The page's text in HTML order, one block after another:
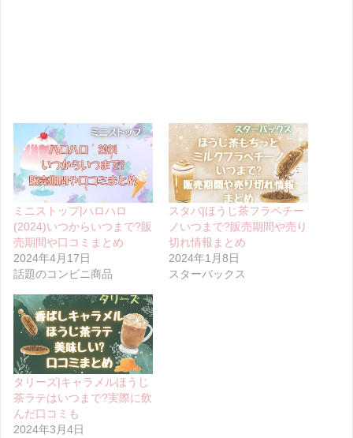
ミニストップ|ハロハロ
(2024)いつからいつまで?販
売期間や口コミまとめ
2024年4月17日
話題のコンビニ商品
スタバ|ほうじ茶フラペチー
ノいつまで?販売期間や売り
切れ情報まとめ
2024年1月8日
スターバックス
タリーズ|キャラメルほうじ
茶ラテはいつまで?実際に飲
んだ口コミも
2024年3月4日